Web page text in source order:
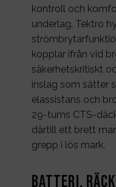
kontroll och
underlag. Tektro
kopplar ifrån vid
säkerhetskritiskt
inslag som sätter
elassistans och
29-tums CTS-
därtill ett brett
grepp i lös mark.
Batteri,